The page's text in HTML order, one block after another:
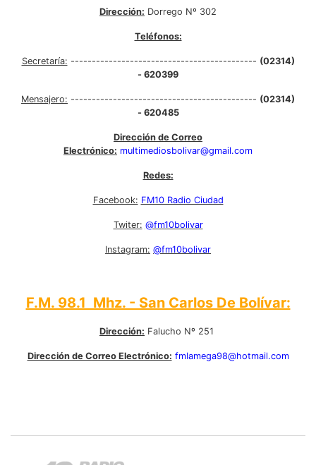
Dirección: Dorrego Nº 302
Teléfonos:
Secretaría: -------------------------------------------- (02314)
- 620399
Mensajero: -------------------------------------------- (02314)
- 620485
Dirección de Correo
Electrónico: multimediosbolivar@gmail.com
Redes:
Facebook: FM10 Radio Ciudad
Twiter: @fm10bolivar
Instagram: @fm10bolivar
F.M. 98.1 Mhz. - San Carlos De Bolívar:
Dirección: Falucho Nº 251
Dirección de Correo Electrónico: fmlamega98@hotmail.com